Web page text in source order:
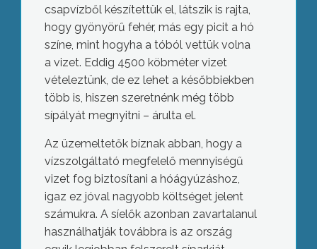
csapvízből készítettük el, látszik is rajta,
hogy gyönyörű fehér, más egy picit a hó
színe, mint hogyha a tóból vettük volna
a vizet. Eddig 4500 köbméter vizet
vételeztünk, de ez lehet a későbbiekben
több is, hiszen szeretnénk még több
sípályát megnyitni – árulta el.
Az üzemeltetők bíznak abban, hogy a
vízszolgáltató megfelelő mennyiségű
vizet fog biztosítani a hóágyúzáshoz,
igaz ez jóval nagyobb költséget jelent
számukra. A síelők azonban zavartalanul
használhatják továbbra is az ország